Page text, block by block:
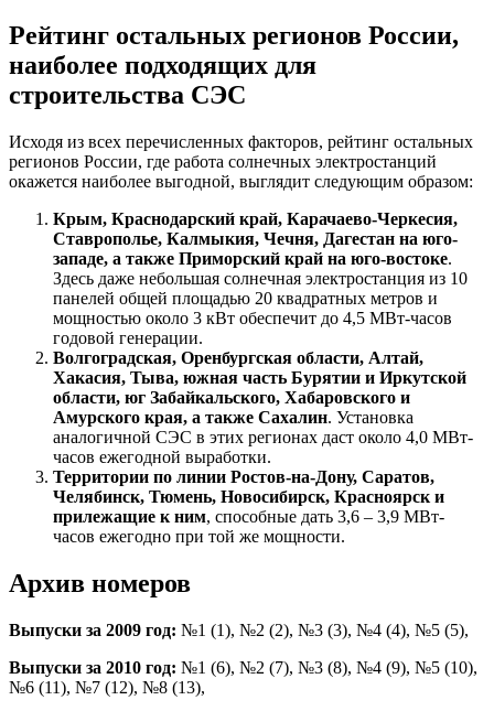
Рейтинг остальных регионов России,
наиболее подходящих для
строительства СЭС
Исходя из всех перечисленных факторов, рейтинг остальных
регионов России, где работа солнечных электростанций
окажется наиболее выгодной, выглядит следующим образом:
Крым, Краснодарский край, Карачаево-Черкесия,
Ставрополье, Калмыкия, Чечня, Дагестан на юго-
западе, а также Приморский край на юго-востоке.
Здесь даже небольшая солнечная электростанция из 10
панелей общей площадью 20 квадратных метров и
мощностью около 3 кВт обеспечит до 4,5 МВт-часов
годовой генерации.
Волгоградская, Оренбургская области, Алтай,
Хакасия, Тыва, южная часть Бурятии и Иркутской
области, юг Забайкальского, Хабаровского и
Амурского края, а также Сахалин. Установка
аналогичной СЭС в этих регионах даст около 4,0 МВт-
часов ежегодной выработки.
Территории по линии Ростов-на-Дону, Саратов,
Челябинск, Тюмень, Новосибирск, Красноярск и
прилежащие к ним, способные дать 3,6 – 3,9 МВт-
часов ежегодно при той же мощности.
Архив номеров
Выпуски за 2009 год: №1 (1), №2 (2), №3 (3), №4 (4), №5 (5),
Выпуски за 2010 год: №1 (6), №2 (7), №3 (8), №4 (9), №5 (10),
№6 (11), №7 (12), №8 (13),